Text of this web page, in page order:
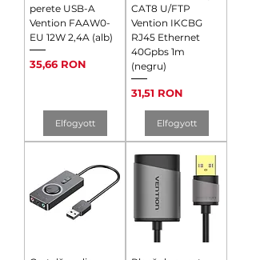
perete USB-A
Vention FAAW0-
EU 12W 2,4A (alb)
Ár
35,66 RON
Elfogyott
CAT8 U/FTP
Vention IKCBG
RJ45 Ethernet
40Gpbs 1m
(negru)
Ár
31,51 RON
Elfogyott